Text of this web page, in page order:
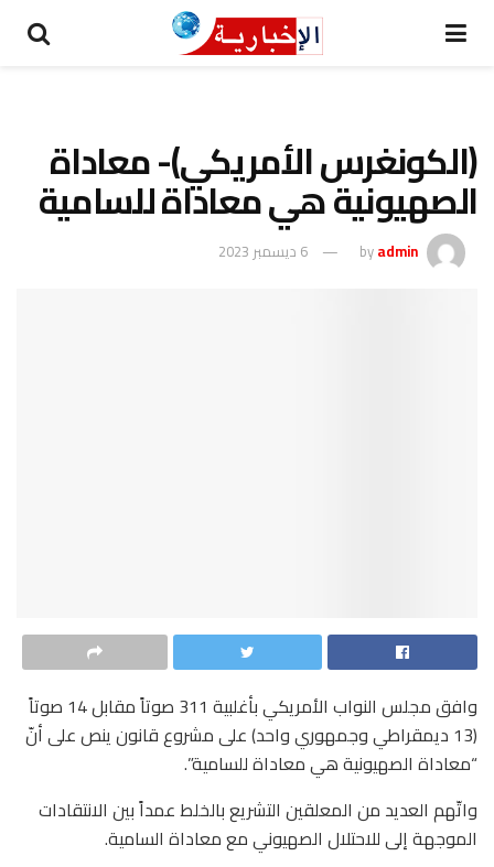
(الكونغرس الأمريكي)- معاداة
الصهيونية هي معاداة للسامية
byadmin 6 ديسمبر 2023
وافق مجلس النواب الأمريكي بأغلبية 311 صوتاً مقابل 14 صوتاً
(13 ديمقراطي وجمهوري واحد) على مشروع قانون ينص على أنّ
“معاداة الصهيونية هي معاداة للسامية”.
واتّهم العديد من المعلقين التشريع بالخلط عمداً بين الانتقادات
الموجهة إلى للاحتلال الصهيوني مع معاداة السامية.